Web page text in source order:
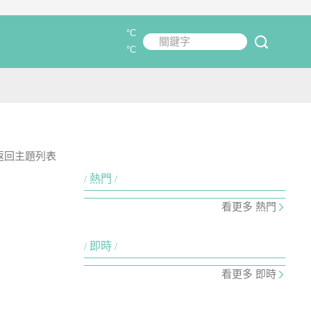
關鍵字
°C
°C
回主題列表
熱門
看更多 熱門
即時
看更多 即時